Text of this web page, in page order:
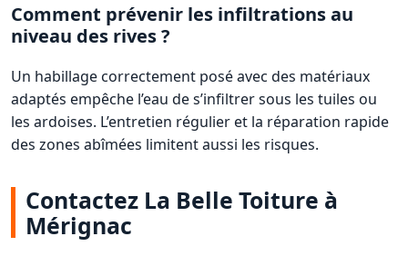
Comment prévenir les infiltrations au
niveau des rives ?
Un habillage correctement posé avec des matériaux
adaptés empêche l’eau de s’infiltrer sous les tuiles ou
les ardoises. L’entretien régulier et la réparation rapide
des zones abîmées limitent aussi les risques.
Contactez La Belle Toiture à
Mérignac